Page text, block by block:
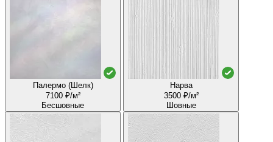
Палермо (Шелк)
7100 ₽/м²
Бесшовные
Нарва
3500 ₽/м²
Шовные